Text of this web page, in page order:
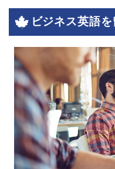
ビジネス英語